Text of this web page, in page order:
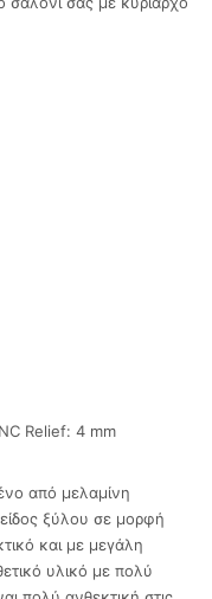
Relief: 4 mm
από μελαμίνη
είδος ξύλου σε μορφή
και με μεγάλη
υλικό με πολύ